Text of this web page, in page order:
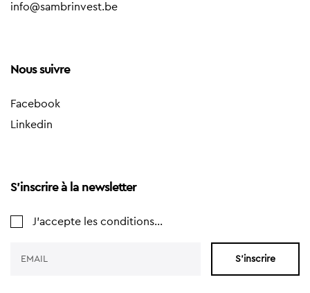
info@sambrinvest.be
Nous suivre
Facebook
Linkedin
S'inscrire à la newsletter
J'accepte les conditions...
S'inscrire